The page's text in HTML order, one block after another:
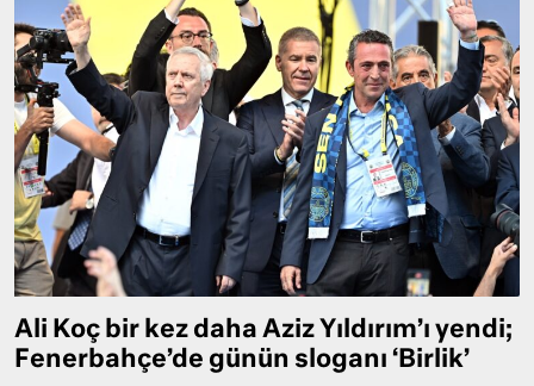
Ali Koç bir kez daha Aziz Yıldırım’ı yendi;
Fenerbahçe’de günün sloganı ‘Birlik’